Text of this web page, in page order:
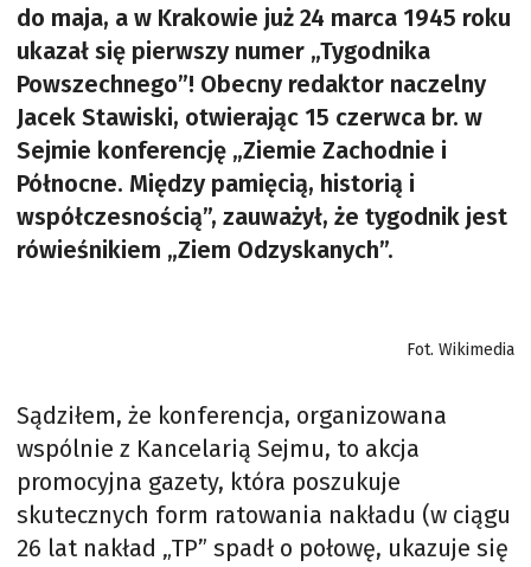
do maja, a w Krakowie już 24 marca 1945 roku
ukazał się pierwszy numer „Tygodnika
Powszechnego”! Obecny redaktor naczelny
Jacek Stawiski, otwierając 15 czerwca br. w
Sejmie konferencję „Ziemie Zachodnie i
Północne. Między pamięcią, historią i
współczesnością”, zauważył, że tygodnik jest
rówieśnikiem „Ziem Odzyskanych”.
Fot. Wikimedia
Sądziłem, że konferencja, organizowana
wspólnie z Kancelarią Sejmu, to akcja
promocyjna gazety, która poszukuje
skutecznych form ratowania nakładu (w ciągu
26 lat nakład „TP” spadł o połowę, ukazuje się